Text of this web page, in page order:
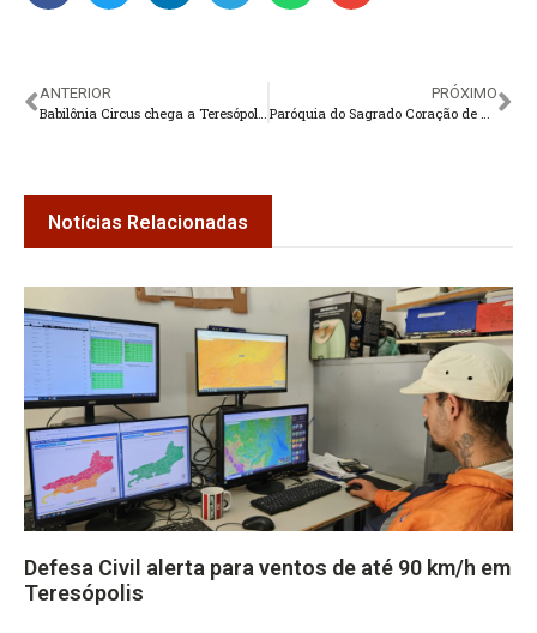
ANTERIOR
PRÓXIMO
Notícias Relacionadas
Defesa Civil alerta para ventos de até 90 km/h em
Teresópolis